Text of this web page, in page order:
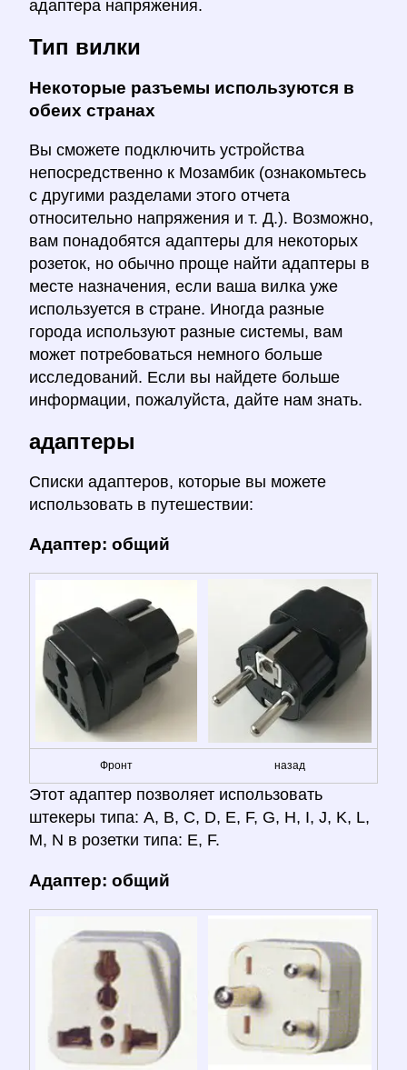
адаптера напряжения.
Тип вилки
Некоторые разъемы используются в
обеих странах
Вы сможете подключить устройства
непосредственно к Мозамбик (ознакомьтесь
с другими разделами этого отчета
относительно напряжения и т. Д.). Возможно,
вам понадобятся адаптеры для некоторых
розеток, но обычно проще найти адаптеры в
месте назначения, если ваша вилка уже
используется в стране. Иногда разные
города используют разные системы, вам
может потребоваться немного больше
исследований. Если вы найдете больше
информации, пожалуйста, дайте нам знать.
адаптеры
Списки адаптеров, которые вы можете
использовать в путешествии:
Адаптер: общий
Фронт назад
Этот адаптер позволяет использовать
штекеры типа: A, B, C, D, E, F, G, H, I, J, K, L,
M, N в розетки типа: E, F.
Адаптер: общий